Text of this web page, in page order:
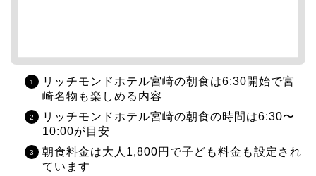
リッチモンドホテル宮崎の朝食は6:30開始で宮
崎名物も楽しめる内容
リッチモンドホテル宮崎の朝食の時間は6:30〜
10:00が目安
朝食料金は大人1,800円で子ども料金も設定され
ています